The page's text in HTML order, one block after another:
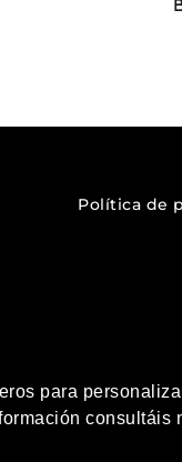
para
consultáis
Política de
Avinguda